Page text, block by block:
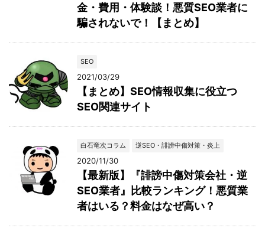
金・費用・体験談！悪質SEO業者に
騙されないで！【まとめ】
SEO
2021/03/29
【まとめ】SEO情報収集に役立つ
SEO関連サイト
白石竜次コラム 逆SEO・誹謗中傷対策・炎上
2020/11/30
【最新版】『誹謗中傷対策会社・逆
SEO業者』比較ランキング！悪質業
者はいる？料金はなぜ高い？